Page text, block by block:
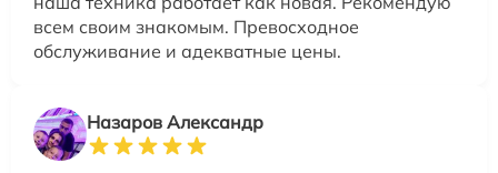
всем своим знакомым. Превосходное
обслуживание и адекватные цены.
Назаров Александр